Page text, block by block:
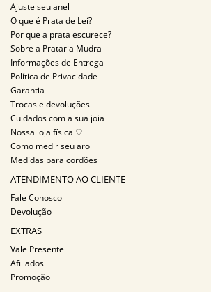
Ajuste seu anel
O que é Prata de Lei?
Por que a prata escurece?
Sobre a Prataria Mudra
Informações de Entrega
Política de Privacidade
Garantia
Trocas e devoluções
Cuidados com a sua joia
Nossa loja física ♡
Como medir seu aro
Medidas para cordões
ATENDIMENTO AO CLIENTE
Fale Conosco
Devolução
EXTRAS
Vale Presente
Afiliados
Promoção